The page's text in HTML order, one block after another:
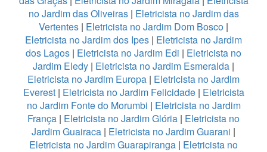
no Jardim das Oliveiras| Eletricista no Jardim das
Vertentes | Eletricista no Jardim Dom Bosco |
Eletricista no Jardim dos Ipes | Eletricista no Jardim
dos Lagos | Eletricista no Jardim Edi | Eletricista no
Jardim Eledy | Eletricista no Jardim Esmeralda |
Eletricista no Jardim Europa | Eletricista no Jardim
Everest| Eletricista no Jardim Felicidade| Eletricista
no Jardim Fonte do Morumbi | Eletricista no Jardim
França | Eletricista no Jardim Glória | Eletricista no
Jardim Guairaca | Eletricista no Jardim Guarani |
Eletricista no Jardim Guarapiranga | Eletricista no